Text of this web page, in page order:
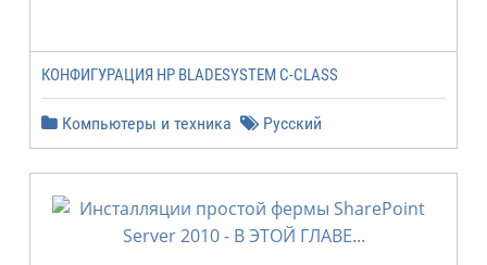
КОНФИГУРАЦИЯ HP BLADESYSTEM С-CLASS
Компьютеры и техника Русский